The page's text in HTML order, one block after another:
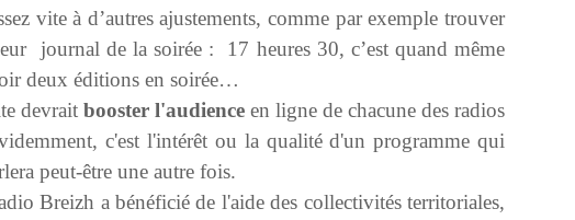
vite à d’autres ajustements, comme par exemple trouver
journal de la soirée : 17 heures 30, c’est quand même
deux éditions en soirée…
devrait booster l'audience en ligne de chacune des radios
c'est l'intérêt ou la qualité d'un programme qui
peut-être une autre fois.
Breizh a bénéficié de l'aide des collectivités territoriales,